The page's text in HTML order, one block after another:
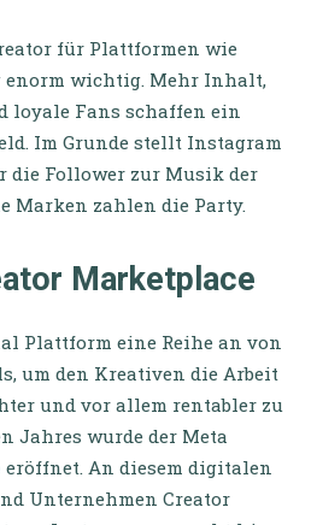
für Plattformen wie
wichtig. Mehr Inhalt,
loyale Fans schaffen ein
Im Grunde stellt Instagram
die Follower zur Musik der
Marken zahlen die Party.
Marketplace
Plattform eine Reihe an von
um den Kreativen die Arbeit
und vor allem rentabler zu
Jahres wurde der Meta
eröffnet. An diesem digitalen
Unternehmen Creator